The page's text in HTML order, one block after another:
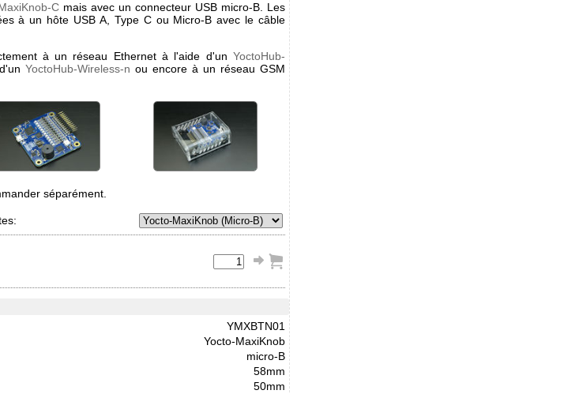
C mais avec un connecteur USB micro-B. Les
à un hôte USB A, Type C ou Micro-B avec le câble
à un réseau Ethernet à l'aide d'un YoctoHub-
YoctoHub-Wireless-n ou encore à un réseau GSM
séparément.
YMXBTN01
Yocto-MaxiKnob
micro-B
58mm
50mm